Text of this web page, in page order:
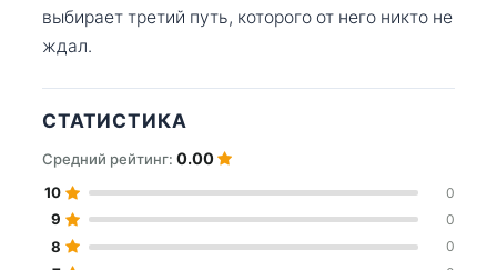
выбирает третий путь, которого от него никто не
ждал.
СТАТИСТИКА
Средний рейтинг: 0.00
10 0
9 0
8 0